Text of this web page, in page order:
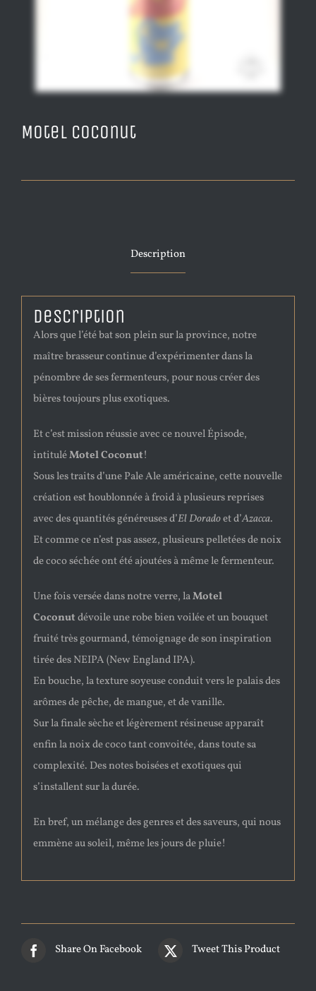
Motel Coconut
Description
Description
Alors que l’été bat son plein sur la province, notre
maître brasseur continue d’expérimenter dans la
pénombre de ses fermenteurs, pour nous créer des
bières toujours plus exotiques.
Et c’est mission réussie avec ce nouvel Épisode,
intituléMotel Coconut!
Sous les traits d’une Pale Ale américaine, cette nouvelle
création est houblonnée à froid à plusieurs reprises
avec des quantités généreuses d’El Doradoet d’Azacca.
Et comme ce n’est pas assez, plusieurs pelletées de noix
de coco séchée ont été ajoutées à même le fermenteur.
Une fois versée dans notre verre, laMotel
Coconutdévoile une robe bien voilée et un bouquet
fruité très gourmand, témoignage de son inspiration
tirée des NEIPA (New England IPA).
En bouche, la texture soyeuse conduit vers le palais des
arômes de pêche, de mangue, et de vanille.
Sur la finale sèche et légèrement résineuse apparaît
enfin la noix de coco tant convoitée, dans toute sa
complexité. Des notes boisées et exotiques qui
s’installent sur la durée.
En bref, un mélange des genres et des saveurs, qui nous
emmène au soleil, même les jours de pluie!
Share On Facebook Tweet This Product